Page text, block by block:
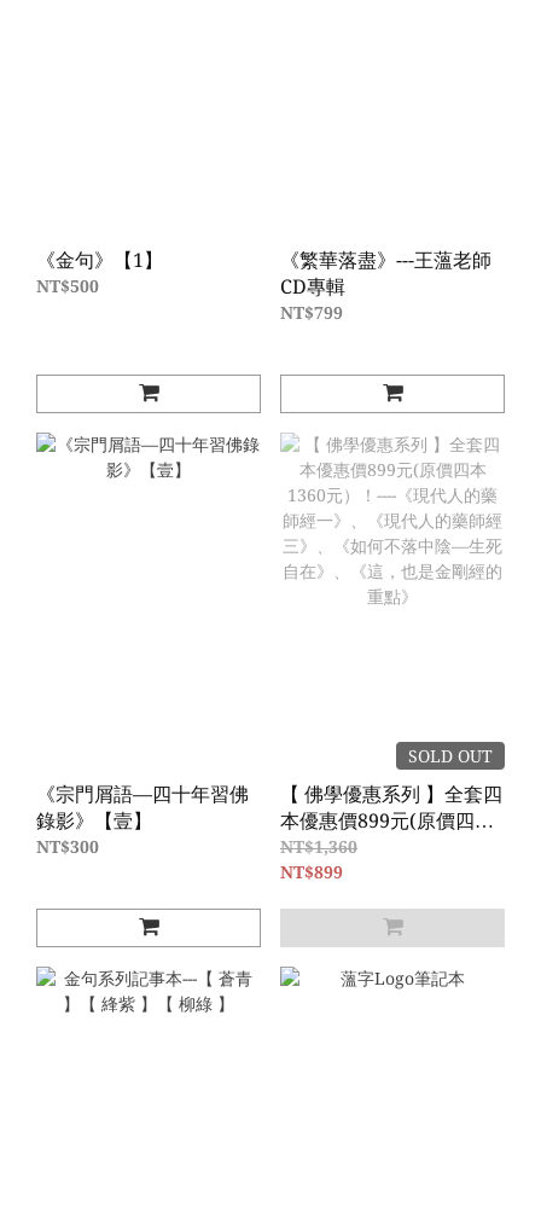
《金句》【1】
NT$500
《繁華落盡》---王薀老師
CD專輯
NT$799
《宗門屑語—四十年習佛
錄影》【壹】
NT$300
SOLD OUT
【 佛學優惠系列 】全套四
本優惠價899元(原價四本
1360元）！----《現代人的
藥師經一》、《現代人的
中陰—生死自在》、
《這，也是金剛經的重
點》
NT$1,360
NT$899